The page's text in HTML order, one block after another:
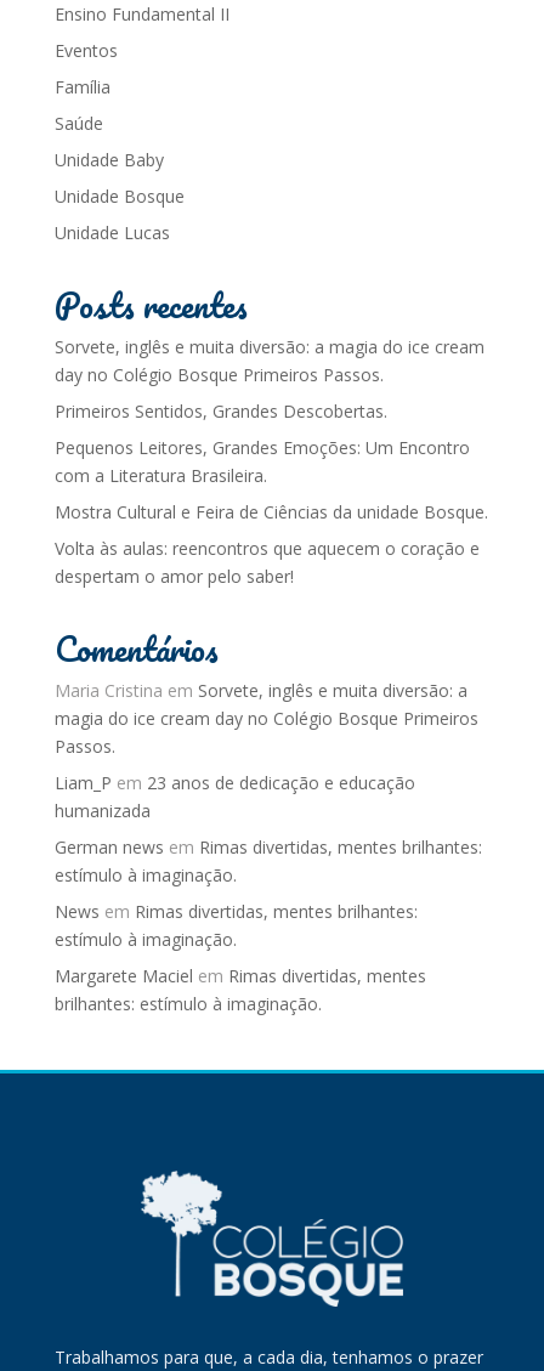
Ensino Fundamental II
Eventos
Família
Saúde
Unidade Baby
Unidade Bosque
Unidade Lucas
Posts recentes
Sorvete, inglês e muita diversão: a magia do ice cream
day no Colégio Bosque Primeiros Passos.
Primeiros Sentidos, Grandes Descobertas.
Pequenos Leitores, Grandes Emoções: Um Encontro
com a Literatura Brasileira.
Mostra Cultural e Feira de Ciências da unidade Bosque.
Volta às aulas: reencontros que aquecem o coração e
despertam o amor pelo saber!
Comentários
Maria Cristina em Sorvete, inglês e muita diversão: a
magia do ice cream day no Colégio Bosque Primeiros
Passos.
Liam_P em 23 anos de dedicação e educação
humanizada
German news em Rimas divertidas, mentes brilhantes:
estímulo à imaginação.
News em Rimas divertidas, mentes brilhantes:
estímulo à imaginação.
Margarete Maciel em Rimas divertidas, mentes
brilhantes: estímulo à imaginação.
Trabalhamos para que, a cada dia, tenhamos o prazer